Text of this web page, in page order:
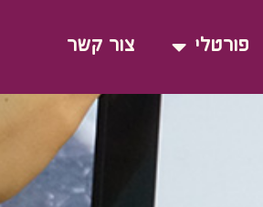
פורטלי צור קשר